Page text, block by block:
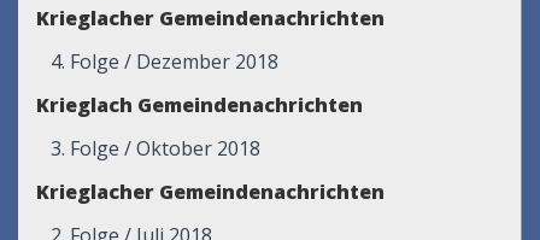
Krieglacher Gemeindenachrichten
4. Folge / Dezember 2018
Krieglach Gemeindenachrichten
3. Folge / Oktober 2018
Krieglacher Gemeindenachrichten